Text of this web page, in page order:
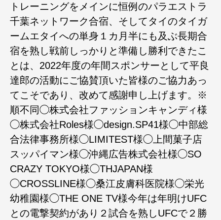
トレーニングをメインに恒例のパラエストラ
千葉ネットワーク合宿、そしてタイのタイガ
ームエタイへの単身１カ月半にも及ぶ長期合
宿を熟し戦前しっかりと準備し勝利できたこ
とは、2022年度の年間スポンサーとして平良
達郎の活動にご協賛頂いた皆様のご協力あっ
てこそであり、改めて感謝申し上げます。※
順不同◯株式会社ファッションキャンディ様
◯株式会社Roles様◯design.SP41様◯中部総
合法律事務所様◯LIMITEST様◯上間菓子店
スッパイマン様◯沖縄広告株式会社様◯SO
CRAZY TOKYO様◯THJAPAN様
◯CROSS︎LINE様◯桑江皮膚科医院様◯栄光
幼稚園様◯THE ONE TV様今年は年明けUFC
との電撃契約があり２試合を熟しUFCで２勝